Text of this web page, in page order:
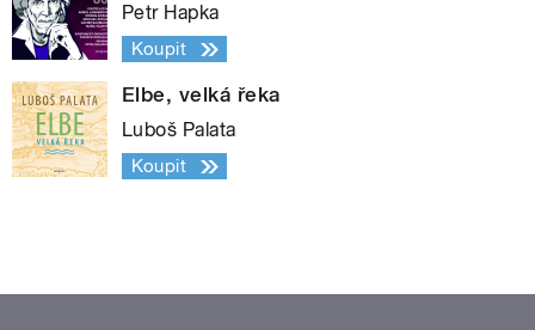
Petr Hapka
Koupit
Elbe, velká řeka
Luboš Palata
Koupit